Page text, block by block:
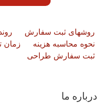
روشهای ثبت سفارش
نحوه محاسبه هزینه
زمان
ثبت سفارش طراحی
درباره ما